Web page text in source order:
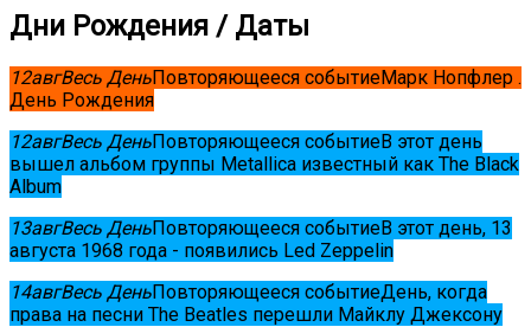
Дни Рождения / Даты
12авгВесь ДеньПовторяющееся событиеМарк Нопфлер .
День Рождения
12авгВесь ДеньПовторяющееся событиеВ этот день
вышел альбом группы Metallica известный как The Black
Album
13авгВесь ДеньПовторяющееся событиеВ этот день, 13
августа 1968 года - появились Led Zeppelin
14авгВесь ДеньПовторяющееся событиеДень, когда
права на песни The Beatles перешли Майклу Джексону